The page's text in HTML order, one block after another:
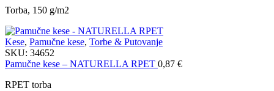
Torba, 150 g/m2
Kese, Pamučne kese, Torbe & Putovanje
SKU: 34652
Pamučne kese – NATURELLA RPET 0,87 €
RPET torba